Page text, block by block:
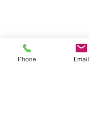
Phone Email